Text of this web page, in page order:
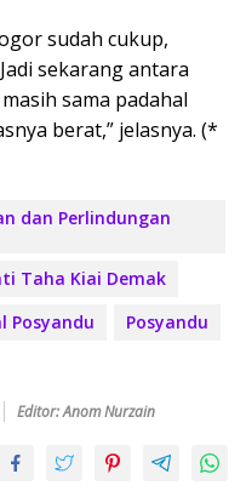
sudah cukup,
sekarang antara
sama padahal
berat,” jelasnya. (*
dan Perlindungan
Taha Kiai Demak
Posyandu
Posyandu
Editor: Anom Nurzain